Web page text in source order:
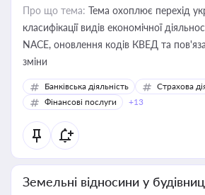
Про що тема: Тема охоплює перехід
класифікації видів економічної
NACE, оновлення кодів КВЕД та
зміни
Банківська діяльність
Страхова
Фінансові послуги
+13
Земельні відносини у